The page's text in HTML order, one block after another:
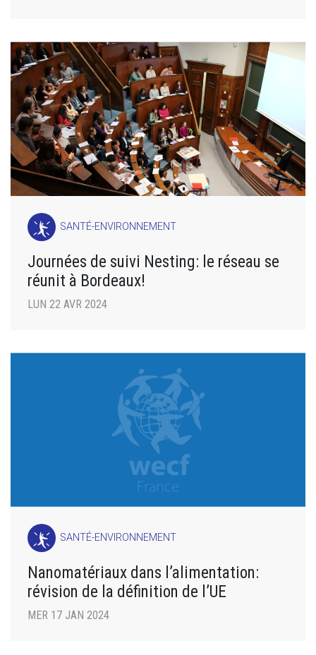
SANTÉ-ENVIRONNEMENT
Journées de suivi Nesting: le réseau se
réunit à Bordeaux!
LUN 22 AVR 2024
SANTÉ-ENVIRONNEMENT
Nanomatériaux dans l’alimentation:
révision de la définition de l’UE
MER 17 JAN 2024